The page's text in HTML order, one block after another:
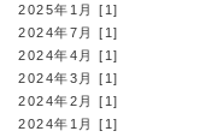
2025年1月 [1]
2024年7月 [1]
2024年4月 [1]
2024年3月 [1]
2024年2月 [1]
2024年1月 [1]